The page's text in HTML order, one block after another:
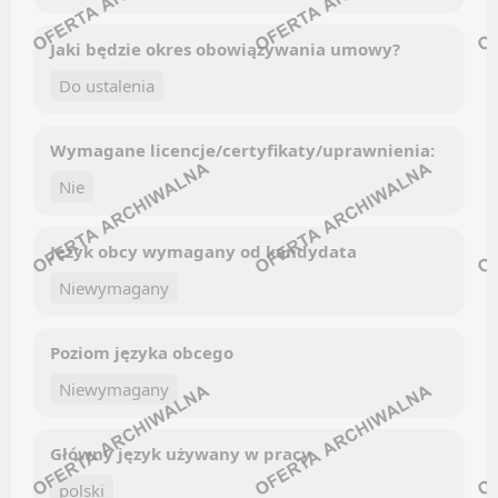
Kanały social media
Newsletter
PR (PUBLIC RELATIONS)
Oferty pracy
Kanały social media
Newsletter
PRODUKCJA / PRZEMYSŁ
Kanały social media
Newsletter
RYNKI KAPITAŁOWE
Newsletter
LinkedIn
Discord
Kanały kategorii
Kanały ogólne
Newsletter
KONTROLA JAKOŚCI
Facebook
Discord
Jaki będzie okres obowiązywania umowy?
Do ustalenia
Wymagane licencje/certyfikaty/uprawnienia:
Nie
Język obcy wymagany od kandydata
Niewymagany
Poziom języka obcego
Niewymagany
Główny język używany w pracy
polski